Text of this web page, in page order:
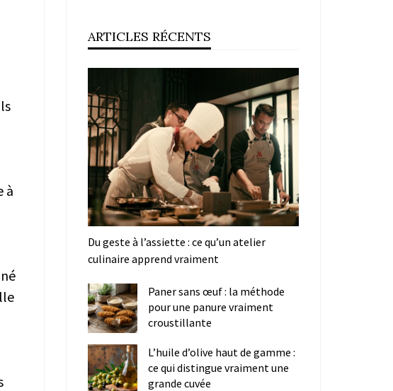
à
ARTICLES RÉCENTS
Du geste à l’assiette : ce qu’un atelier
culinaire apprend vraiment
Paner sans œuf : la méthode
pour une panure vraiment
croustillante
L’huile d’olive haut de gamme :
ce qui distingue vraiment une
grande cuvée